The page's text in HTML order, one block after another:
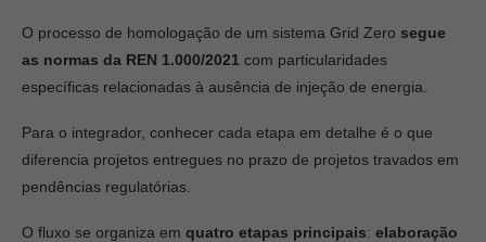
O processo de homologação de um sistema Grid Zero segue
as normas da REN 1.000/2021 com particularidades
específicas relacionadas à ausência de injeção de energia.
Para o integrador, conhecer cada etapa em detalhe é o que
diferencia projetos entregues no prazo de projetos travados em
pendências regulatórias.
O fluxo se organiza em quatro etapas principais: elaboração